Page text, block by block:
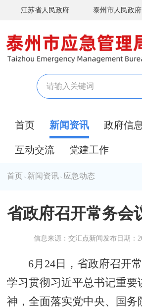
江苏省人民政府 泰州市人民政府
首页 新闻资讯 政府信
互动交流 党建工作
首页 > 新闻资讯 > 应急动态
省政府召开常务会
信息来源：交汇点新闻发布日期：
6月24日，省政府召开
学习贯彻习近平总书记重要
神，全面落实党中央、国务